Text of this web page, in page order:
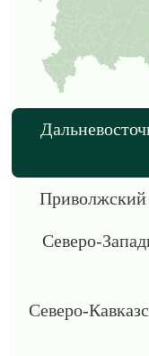
Северо-
Северо-